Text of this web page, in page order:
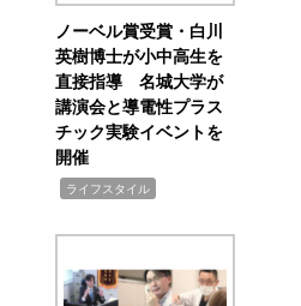
ノーベル賞受賞・白川
英樹博士が小中高生を
直接指導 名城大学が
講演会と導電性プラス
チック実験イベントを
開催
ライフスタイル